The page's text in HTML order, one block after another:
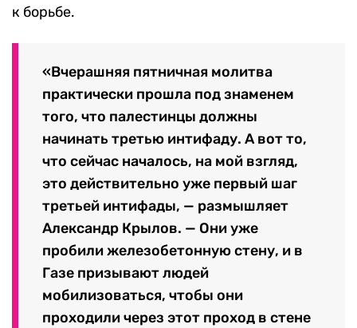
к борьбе.
«Вчерашняя пятничная молитва
практически прошла под знаменем
того, что палестинцы должны
начинать третью интифаду. А вот то,
что сейчас началось, на мой взгляд,
это действительно уже первый шаг
третьей интифады, — размышляет
Александр Крылов. — Они уже
пробили железобетонную стену, и в
Газе призывают людей
мобилизоваться, чтобы они
проходили через этот проход в стене